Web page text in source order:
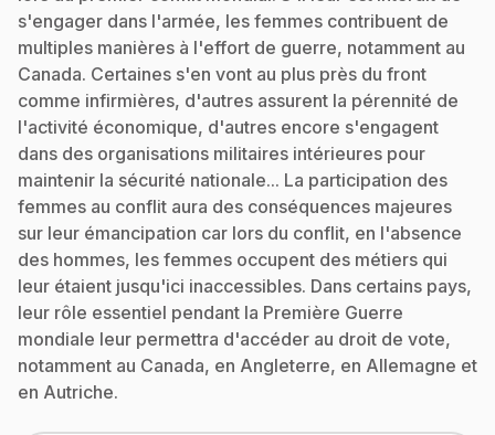
s'engager dans l'armée, les femmes contribuent de
multiples manières à l'effort de guerre, notamment au
Canada. Certaines s'en vont au plus près du front
comme infirmières, d'autres assurent la pérennité de
l'activité économique, d'autres encore s'engagent
dans des organisations militaires intérieures pour
maintenir la sécurité nationale... La participation des
femmes au conflit aura des conséquences majeures
sur leur émancipation car lors du conflit, en l'absence
des hommes, les femmes occupent des métiers qui
leur étaient jusqu'ici inaccessibles. Dans certains pays,
leur rôle essentiel pendant la Première Guerre
mondiale leur permettra d'accéder au droit de vote,
notamment au Canada, en Angleterre, en Allemagne et
en Autriche.